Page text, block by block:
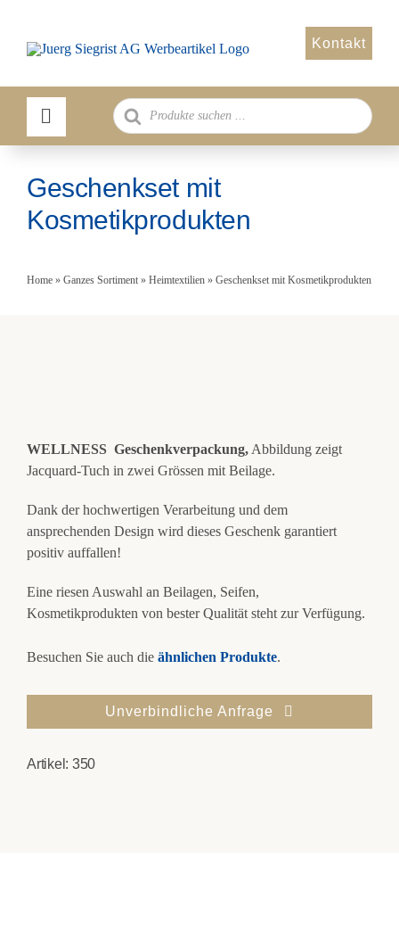
springen
Kontakt
Products
search
Geschenkset mit
Kosmetikprodukten
Home» Ganzes Sortiment» Heimtextilien» Geschenkset mit Kosmetikprodukten
WELLNESS Geschenkverpackung,Abbildung zeigt
Jacquard-Tuch in zwei Grössen mit Beilage.
Dank der hochwertigen Verarbeitung und dem
ansprechenden Design wird dieses Geschenk garantiert
positiv auffallen!
Eine riesen Auswahl an Beilagen, Seifen,
Kosmetikprodukten von bester Qualität steht zur Verfügung.
Besuchen Sie auch die ähnlichen Produkte.
Unverbindliche Anfrage
Artikel: 350